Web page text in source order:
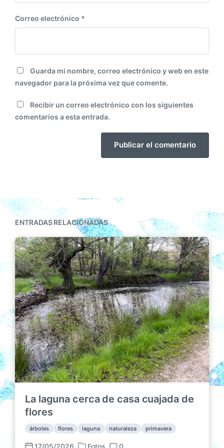
Correo electrónico *
Guarda mi nombre, correo electrónico y web en este
navegador para la próxima vez que comente.
Recibir un correo electrónico con los siguientes
comentarios a esta entrada.
ENTRADAS RELACIONADAS
La laguna cerca de casa cuajada de
flores
árboles flores laguna naturaleza primavera
17/05/2026 Fotos 0